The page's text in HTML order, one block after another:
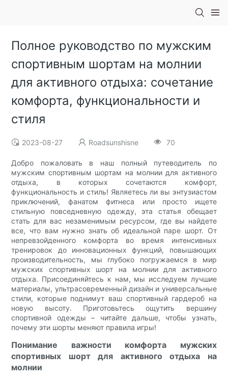
Полное руководство по мужским
спортивным шортам на молнии
для активного отдыха: сочетание
комфорта, функциональности и
стиля
2023-08-27 Roadsunshisne 70
Добро пожаловать в наш полный путеводитель по
мужским спортивным шортам на молнии для активного
отдыха, в которых сочетаются комфорт,
функциональность и стиль! Являетесь ли вы энтузиастом
приключений, фанатом фитнеса или просто ищете
стильную повседневную одежду, эта статья обещает
стать для вас незаменимым ресурсом, где вы найдете
все, что вам нужно знать об идеальной паре шорт. От
непревзойденного комфорта во время интенсивных
тренировок до инновационных функций, повышающих
производительность, мы глубоко погружаемся в мир
мужских спортивных шорт на молнии для активного
отдыха. Присоединяйтесь к нам, мы исследуем лучшие
материалы, ультрасовременный дизайн и универсальные
стили, которые поднимут ваш спортивный гардероб на
новую высоту. Приготовьтесь ощутить вершину
спортивной одежды – читайте дальше, чтобы узнать,
почему эти шорты меняют правила игры!
Понимание важности комфорта мужских
спортивных шорт для активного отдыха на
молнии